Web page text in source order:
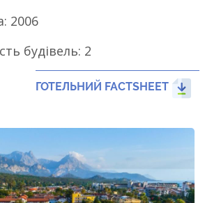
2006
будівель: 2
ГОТЕЛЬНИЙ FACTSHEET